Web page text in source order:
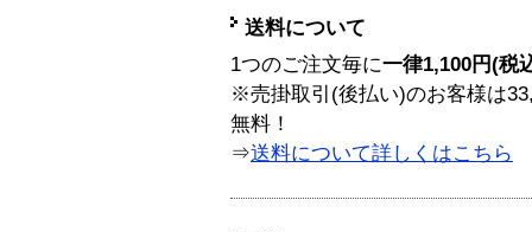
送料について
1つのご注文毎に一律1,100円(税
※売掛取引(後払い)のお客様は
無料！
⇒送料について詳しくはこちら